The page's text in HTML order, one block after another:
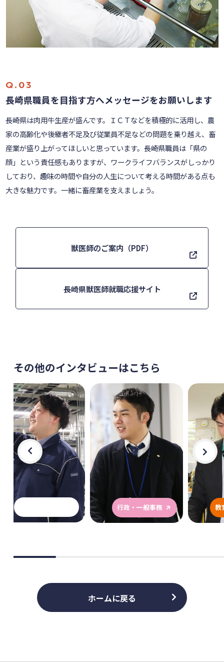
長崎県職員を目指す方へメッセージをお願いします
長崎県は肉用牛生産が盛んです。ＩＣＴなどを積極的に活用し、農
家の高齢化や後継者不足及び従業員不足などの問題を乗り越え、畜
産業が盛り上がってほしいと思っています。長崎県職員は「県の
顔」という責任感もありますが、ワークライフバランスがしっかり
しており、趣味の時間や自分の人生について考える時間がある点も
大きな魅力です。一緒に畜産業を支えましょう。
獣医師のご案内（PDF）
長崎県獣医師就職応援サイト
その他のインタビューはこちら
行政・一般事務 教育事務
ホームに戻る